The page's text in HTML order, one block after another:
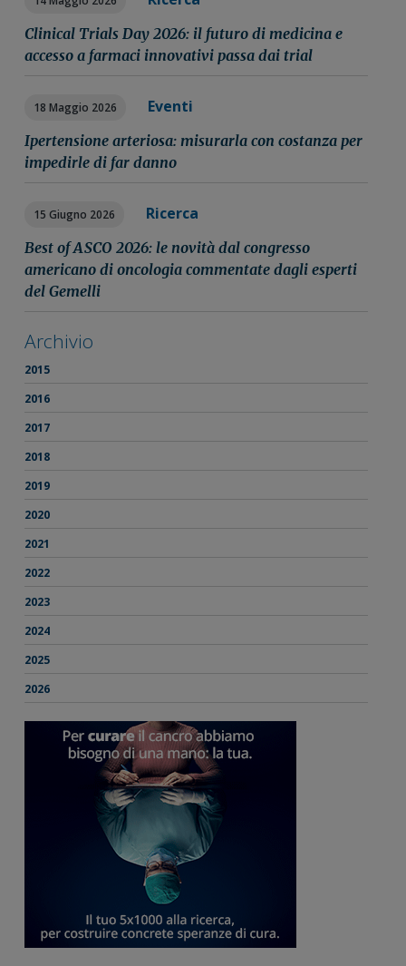
Clinical Trials Day 2026: il futuro di medicina e
accesso a farmaci innovativi passa dai trial
18 Maggio 2026 Eventi
Ipertensione arteriosa: misurarla con costanza per
impedirle di far danno
15 Giugno 2026 Ricerca
Best of ASCO 2026: le novità dal congresso
americano di oncologia commentate dagli esperti
del Gemelli
Archivio
2015
2016
2017
2018
2019
2020
2021
2022
2023
2024
2025
2026